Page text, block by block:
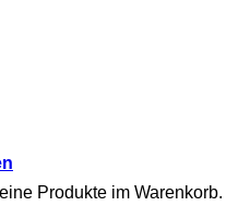
Produkte im Warenkorb.